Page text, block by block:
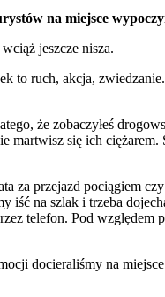
na miejsce
jeszcze nisza.
to ruch, akcja,
że zobaczyłeś
martwisz się ich ciężarem.
za przejazd pociągiem
na szlak i trzeba
telefon. Pod względem
docieraliśmy na